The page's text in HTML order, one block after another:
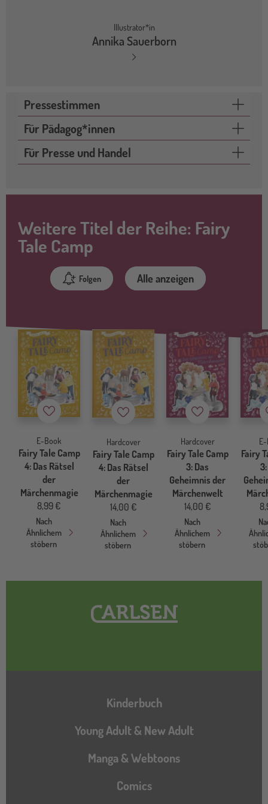
Illustrator*in
Annika Sauerborn
Pressestimmen
Für Pädagog*innen
Für Presse und Handel
Weitere Titel der Reihe: Fairy
Tale Camp
Folgen Alle anzeigen
Merkzettel
E-Book
Fairy Tale Camp
4: Das Rätsel
der
Märchenmagie
8,99 €
Nach
Ähnlichem
stöbern
Merkzettel
Hardcover
Fairy Tale Camp
4: Das Rätsel
der
Märchenmagie
14,00 €
Nach
Ähnlichem
stöbern
Merkzettel
Hardcover
Fairy Tale Camp
3: Das
Geheimnis der
Märchenwelt
14,00 €
Nach
Ähnlichem
stöbern
Fairy
Hauptnavigation
Kinderbuch
Young Adult & New Adult
Manga & Webtoons
Comics